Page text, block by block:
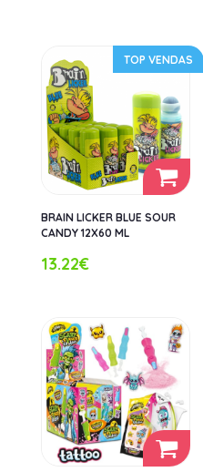
TOP VENDAS
BRAIN LICKER BLUE SOUR
CANDY 12X60 ML
13.22€